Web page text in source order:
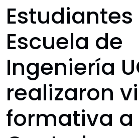
Escuela de
Ingeniería
realizaron
formativa a